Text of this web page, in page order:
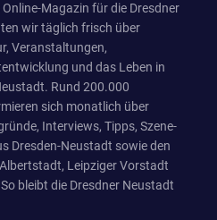
Magazin für die Dresdner
wir täglich frisch über
Veranstaltungen,
und das Leben in
Rund 200.000
sich monatlich über
Interviews, Tipps, Szene-
Dresden-Neustadt sowie den
Leipziger Vorstadt
bleibt die Dresdner Neustadt